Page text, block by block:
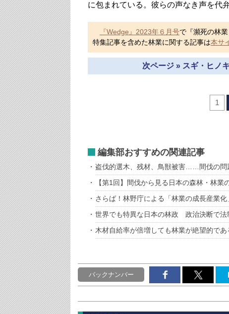
に包まれている。彼らの声なき声を代
『Wedge』2023年６月号で『瀕死の林
特集記事を含めた林業に関する記事は本サ
次ページ » スギ・ヒノ
1
編集部おすすめの関連記事
盗伐的選木、残材、鳥獣被害……間伐の問
【第1回】間伐から見る日本の森林・林業
さらば！林野庁による「林業の成長産業化
世界でも特異な日本の林政 政治決断で法
木材自給率が倍増しても林業が絶望的であ
バックナンバー